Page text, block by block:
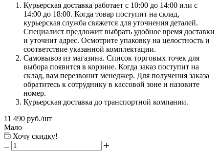
Курьерская доставка работает с 10:00 до 14:00 или с
14:00 до 18:00. Когда товар поступит на склад,
курьерская служба свяжется для уточнения деталей.
Специалист предложит выбрать удобное время доставки
и уточнит адрес. Осмотрите упаковку на целостность и
соответствие указанной комплектации.
Самовывоз из магазина. Список торговых точек для
выбора появится в корзине. Когда заказ поступит на
склад, вам перезвонит менеджер. Для получения заказа
обратитесь к сотруднику в кассовой зоне и назовите
номер.
Курьерская доставка до транспортной компании.
11 490 руб./шт
Мало
Хочу скидку!